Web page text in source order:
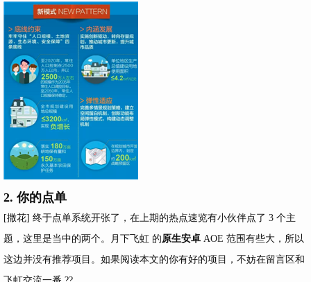
2. 你的点单
[撒花] 终于点单系统开张了，在上期的热点速览有小伙伴点了 3 个主
题，这里是当中的两个。
月下飞虹 的原生安卓 AOE 范围有些大，所以
这边并没有推荐项目。如果阅读本文的你有好的项目，不妨在留言区和
飞虹交流一番 ??